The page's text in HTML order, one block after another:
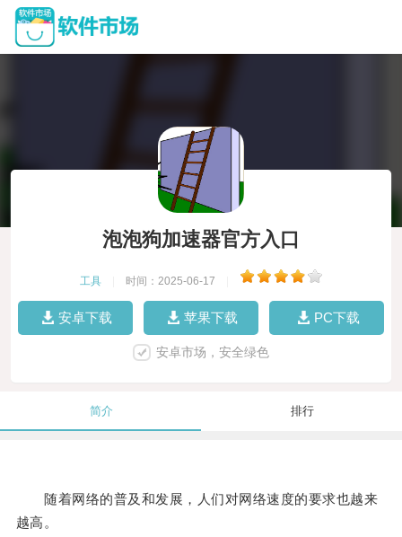
泡泡狗加速器官方入口
工具 时间：2025-06-17
安卓下载 苹果下载 PC下载
安卓市场，安全绿色
简介 排行
随着网络的普及和发展，人们对网络速度的要求也越来
越高。